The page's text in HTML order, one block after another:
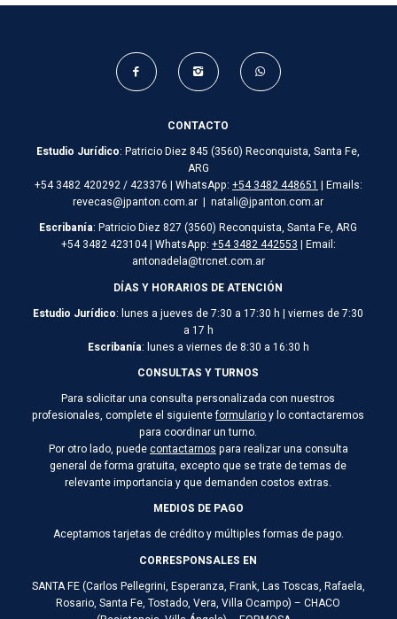
CONTACTO
Estudio Jurídico: Patricio Diez 845 (3560) Reconquista, Santa Fe,
ARG
+54 3482 420292 / 423376 | WhatsApp: +54 3482 448651 | Emails:
revecas@jpanton.com.ar | natali@jpanton.com.ar
Escribanía: Patricio Diez 827 (3560) Reconquista, Santa Fe, ARG
+54 3482 423104 | WhatsApp: +54 3482 442553 | Email:
antonadela@trcnet.com.ar
DÍAS Y HORARIOS DE ATENCIÓN
Estudio Jurídico: lunes a jueves de 7:30 a 17:30 h | viernes de 7:30
a 17 h
Escribanía: lunes a viernes de 8:30 a 16:30 h
CONSULTAS Y TURNOS
Para solicitar una consulta personalizada con nuestros
profesionales, complete el siguienteformularioy lo contactaremos
para coordinar un turno.
Por otro lado, puedecontactarnos para realizar una consulta
general de forma gratuita, excepto que se trate de temas de
relevante importancia y que demanden costos extras.
MEDIOS DE PAGO
Aceptamos tarjetas de crédito y múltiples formas de pago.
CORRESPONSALES EN
SANTA FE (Carlos Pellegrini, Esperanza, Frank, Las Toscas, Rafaela,
Rosario, Santa Fe, Tostado, Vera, Villa Ocampo) – CHACO